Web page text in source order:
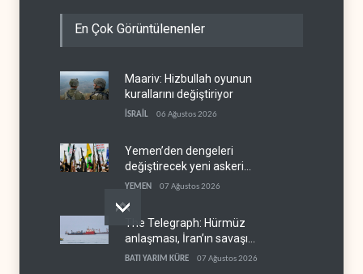
'Arap projesi' uyarısı
Mossad’ın İran'a karşı Kürt
planı neden çöktü?
08 Ağustos 2026
En Çok Görüntülenenler
Maariv: Hizbullah oyunun
kurallarını değiştiriyor
İSRAİL 06 Ağustos 2026
Yemen’den dengeleri
değiştirecek yeni askeri
denklem
YEMEN 07 Ağustos 2026
The Telegraph: Hürmüz
anlaşması, İran’ın savaşı
kazandığını gösteriyor
BATI YARIM KÜRE 07 Ağustos 2026